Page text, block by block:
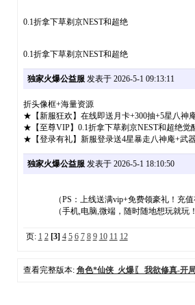
0.1折拿下草剃京NEST和超绝
0.1折拿下草剃京NEST和超绝
独家火爆公益服发表于 2026-5-1 09:13:11
折头像框+海量资源
★【新服狂欢】在线即送月卡+300抽+5星八神
★【至尊VIP】0.1折拿下草剃京NEST和超绝觉
★【登录有礼】新服登录送4星暴走八神庵+武
独家火爆公益服发表于 2026-5-1 18:10:50
（PS：上线送满vip+免费领豪礼！充值
（手机,电脑,微端，随时随地想玩就玩！24
页: 1 2 [3] 4 5 6 7 8 9 10 11 12
查看完整版本: 角色*仙侠_火爆〖 我欲修真-开